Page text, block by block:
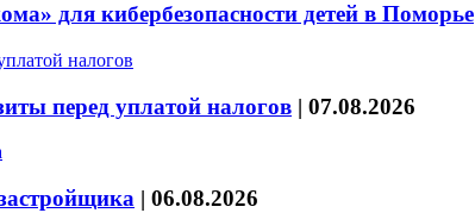
для кибербезопасности детей в Поморье
перед уплатой налогов | 07.08.2026
| 06.08.2026